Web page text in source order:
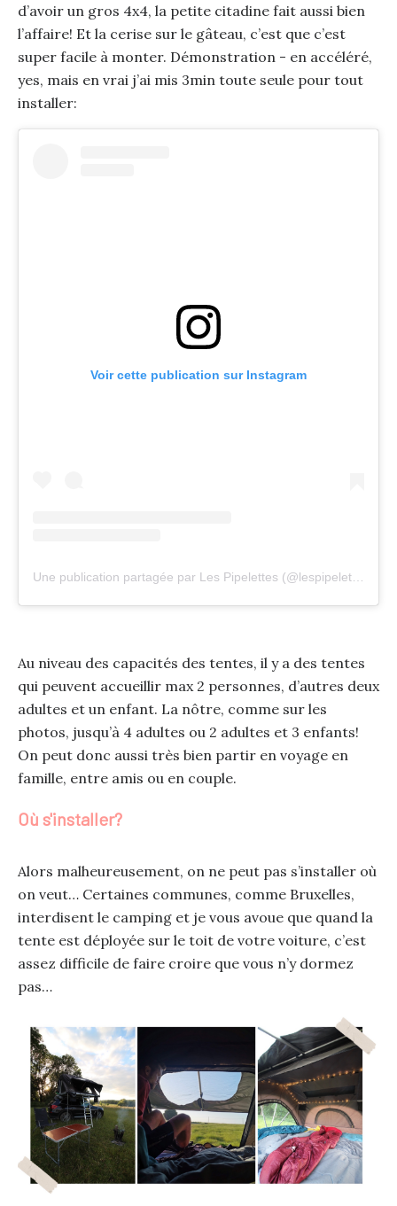
d’avoir un gros 4x4, la petite citadine fait aussi bien
l’affaire! Et la cerise sur le gâteau, c’est que c’est
super facile à monter. Démonstration - en accéléré,
yes, mais en vrai j’ai mis 3min toute seule pour tout
installer:
Voir cette publication sur Instagram
Une publication partagée par Les Pipelettes (@lespipelettes.be)
Au niveau des capacités des tentes, il y a des tentes
qui peuvent accueillir max 2 personnes, d’autres deux
adultes et un enfant. La nôtre, comme sur les
photos, jusqu’à 4 adultes ou 2 adultes et 3 enfants!
On peut donc aussi très bien partir en voyage en
famille, entre amis ou en couple.
Où s'installer?
Alors malheureusement, on ne peut pas s’installer où
on veut… Certaines communes, comme Bruxelles,
interdisent le camping et je vous avoue que quand la
tente est déployée sur le toit de votre voiture, c’est
assez difficile de faire croire que vous n’y dormez
pas…